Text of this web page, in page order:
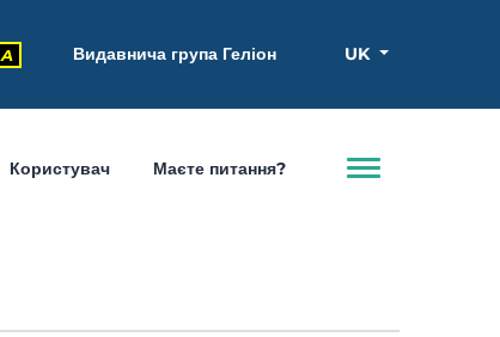
A Видавнича група Геліон UK
Користувач Маєте питання?